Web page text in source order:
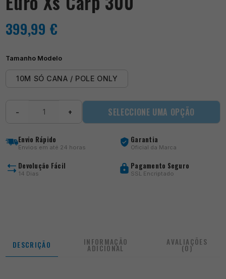
399,99 €
Tamanho Modelo
10M SÓ CANA / POLE ONLY
Carp
300
− + SELECCIONE UMA OPÇÃO
Envio Rápido
Envios em até 24 horas
Garantia
Oficial da Marca
Devolução Fácil
14 Dias
Pagamento Seguro
SSL Encriptado
DESCRIÇÃO INFORMAÇÃO
ADICIONAL
AVALIAÇÕES
(0)